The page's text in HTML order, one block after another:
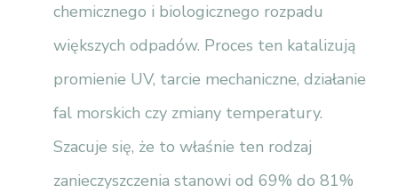
chemicznego i biologicznego rozpadu
większych odpadów. Proces ten katalizują
promienie UV, tarcie mechaniczne, działanie
fal morskich czy zmiany temperatury.
Szacuje się, że to właśnie ten rodzaj
zanieczyszczenia stanowi od 69% do 81%